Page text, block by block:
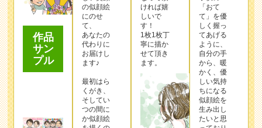
作品
サン
プル
の似顔絵
にのせ
て、
あなたの
代わりに
お届けし
ます♪
最初はら
くがき、
そしてい
つの間に
か似顔絵
ければ嬉
しいで
す！
1枚1枚丁
寧に描か
せて頂き
ます。
「おて
て」を優
しく握っ
てあげる
ように、
自分の手
から、暖
かく、優
しい気持
ちになる
似顔絵を
生み出し
たいと思